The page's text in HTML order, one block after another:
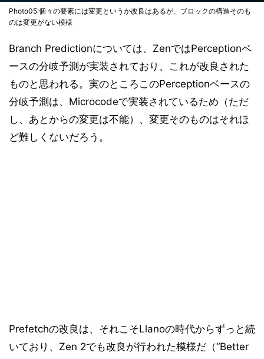
Photo05:個々の要素には変更というか改良はあるが、ブロックの構造そのも
のは変更がない模様
Branch Predictionについては、ZenではPerceptionベ
ースの分岐予測が実装されており、これが改良された
ものと思われる。実のところこのPerceptionベースの
分岐予測は、Microcodeで実装されているため（ただ
し、あとからの変更は不能）、変更そのものはそれほ
ど難しくないだろう。
Prefetchの改良は、それこそLlanoの時代からずっと続
いており、Zen 2でも改良が行われた模様だ（“Better